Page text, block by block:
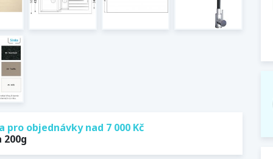
pro objednávky nad 7 000 Kč